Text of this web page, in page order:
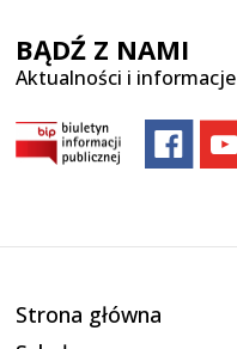
BĄDŹ Z NAMI
Aktualności i informacje
Strona główna